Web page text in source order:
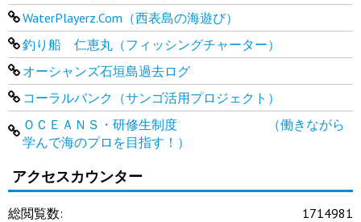
WaterPlayerz.Com（西表島の海遊び）
釣り船 仁恵丸（フィッシングチャーター）
オーシャンズ石垣島過去ログ
コーラルバンク（サンゴ活用プロジェクト）
ＯＣＥＡＮＳ・研修生制度 （働きながら
学んで海のプロを目指す！）
アクセスカウンター
1714981
総閲覧数: